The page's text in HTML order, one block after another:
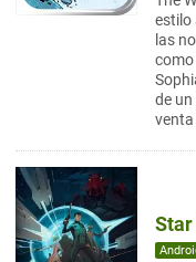
estilo
las
como
de un
venta
Star